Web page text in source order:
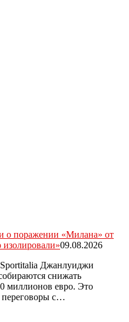
о поражении «Милана» от
09.08.2026
Джанлуиджи
снижать
миллионов евро. Это
переговоры с…